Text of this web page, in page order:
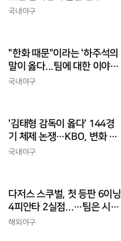
합검진표'에 불과
국내야구
"한화 때문"이라는 '하주석의
말이 옳다...팀에 대한 이야
기, 끝까지 안 하는 게 도리
국내야구
'김태형 감독이 옳다' 144경
기 체제 논쟁…KBO, 변화 고
민해야, 환경에 맞는 경기 수
국내야구
다저스 스쿠벌, 첫 등판 6이닝
4피안타 2실점...…팀은 시즌
최다 5연패
해외야구